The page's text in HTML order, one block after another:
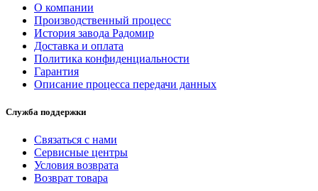
О компании
Производственный процесс
История завода Радомир
Доставка и оплата
Политика конфиденциальности
Гарантия
Описание процесса передачи данных
Служба поддержки
Связаться с нами
Сервисные центры
Условия возврата
Возврат товара